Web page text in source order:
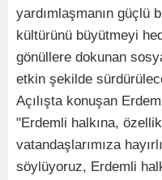
yardımlaşmanın güçlü
kültürünü büyütmeyi
gönüllere dokunan
etkin şekilde
Açılışta konuşan
"Erdemli halkına,
vatandaşlarımıza
söylüyoruz, Erdemli